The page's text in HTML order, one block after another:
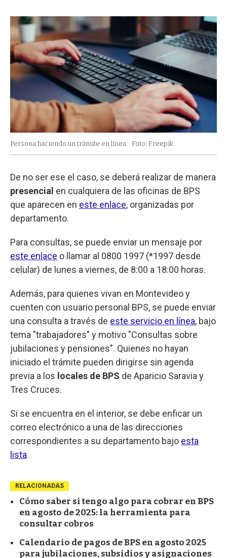
Persona haciendo un trámite en línea. Foto: Freepik.
De no ser ese el caso, se deberá realizar de manera
presencial en cualquiera de las oficinas de BPS
que aparecen en este enlace, organizadas por
departamento.
Para consultas, se puede enviar un mensaje por
este enlace o llamar al 0800 1997 (*1997 desde
celular) de lunes a viernes, de 8:00 a 18:00 horas.
Además, para quienes vivan en Montevideo y
cuenten con usuario personal BPS, se puede enviar
una consulta a través de este servicio en línea, bajo
tema "trabajadores" y motivo "Consultas sobre
jubilaciones y pensiones". Quienes no hayan
iniciado el trámite pueden dirigirse sin agenda
previa a los locales de BPS de Aparicio Saravia y
Tres Cruces.
Si se encuentra en el interior, se debe enficar un
correo electrónico a una de las direcciones
correspondientes a su departamento bajo esta
lista.
RELACIONADAS
Cómo saber si tengo algo para cobrar en BPS
en agosto de 2025: la herramienta para
consultar cobros
Calendario de pagos de BPS en agosto 2025
para jubilaciones, subsidios y asignaciones